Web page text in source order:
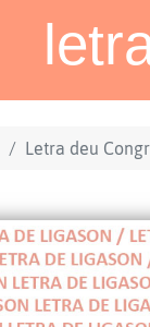
Letra deu